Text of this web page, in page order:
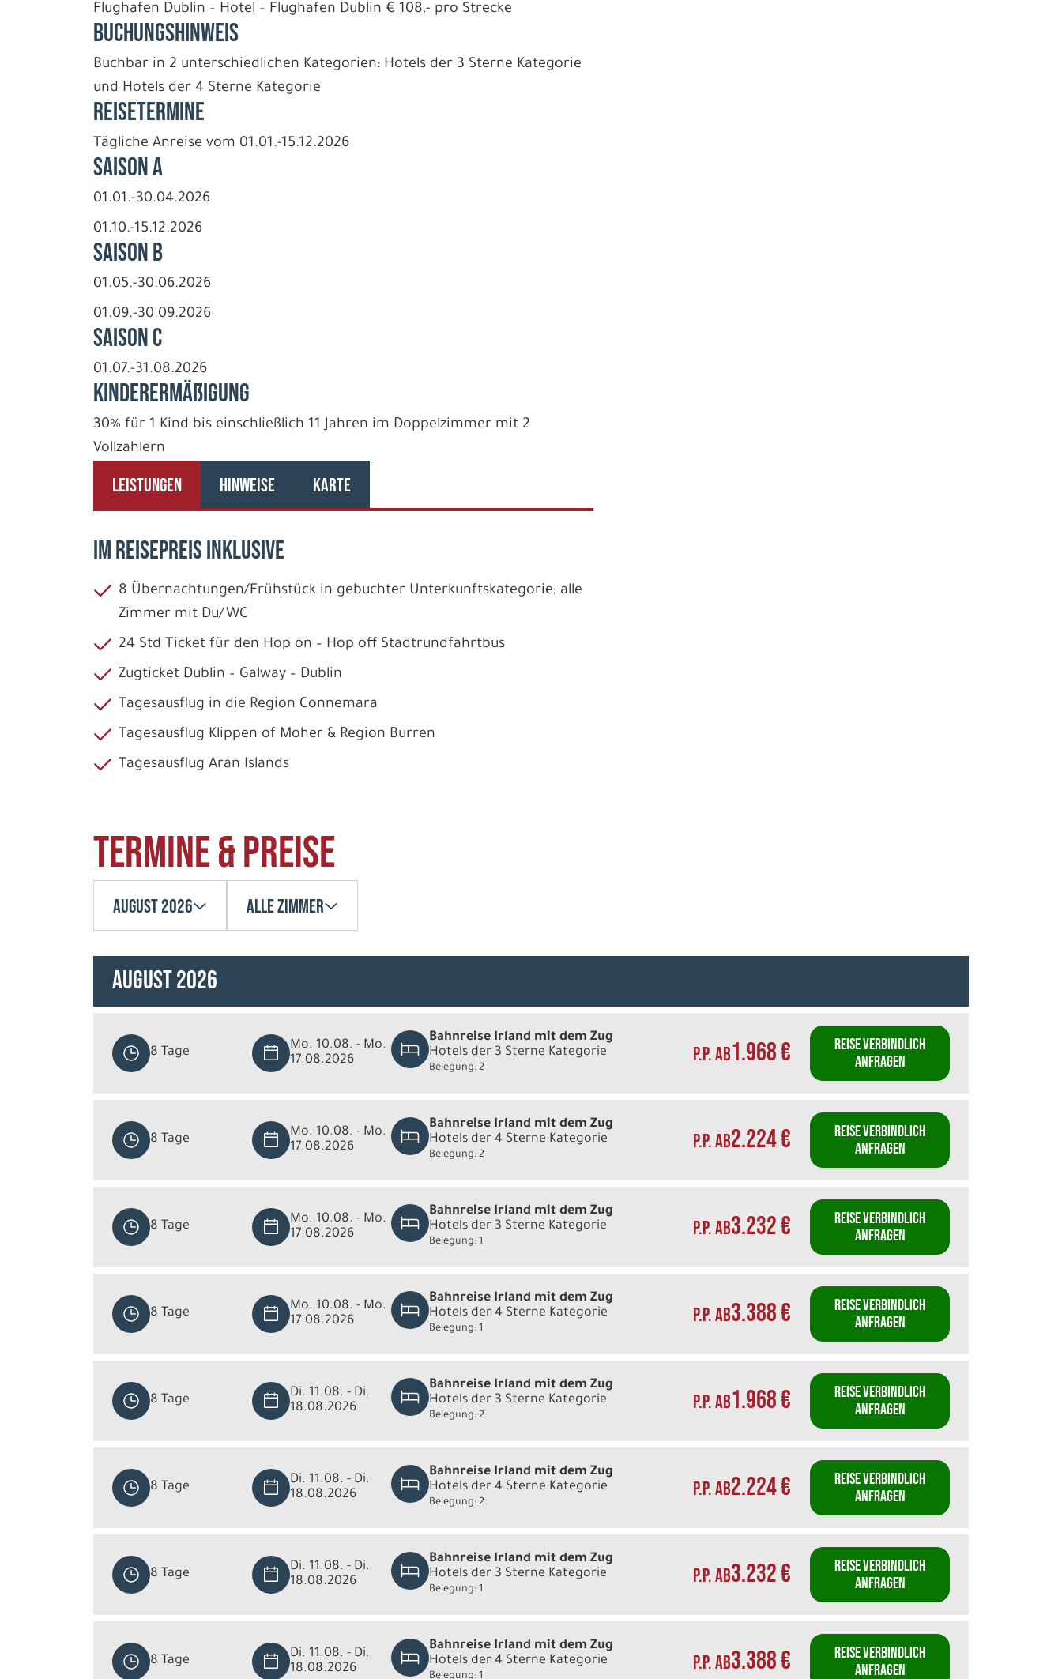
Flughafen Dublin – Hotel – Flughafen Dublin € 108,- pro Strecke
BUCHUNGSHINWEIS
Buchbar in 2 unterschiedlichen Kategorien: Hotels der 3 Sterne Kategorie
und Hotels der 4 Sterne Kategorie
REISETERMINE
Tägliche Anreise vom 01.01.-15.12.2026
Saison A
01.01.-30.04.2026
01.10.-15.12.2026
Saison B
01.05.-30.06.2026
01.09.-30.09.2026
Saison C
01.07.-31.08.2026
Kinderermäßigung
30% für 1 Kind bis einschließlich 11 Jahren im Doppelzimmer mit 2
Vollzahlern
LEISTUNGEN HINWEISE KARTE
IM REISEPREIS INKLUSIVE
8 Übernachtungen/Frühstück in gebuchter Unterkunftskategorie; alle
Zimmer mit Du/WC
24 Std Ticket für den Hop on – Hop off Stadtrundfahrtbus
Zugticket Dublin – Galway – Dublin
Tagesausflug in die Region Connemara
Tagesausflug Klippen of Moher & Region Burren
Tagesausflug Aran Islands
Termine & Preise
August 2026 Alle Zimmer
August 2026
8 Tage
Mo. 10.08. - Mo.
17.08.2026
Bahnreise Irland mit dem Zug
Hotels der 3 Sterne Kategorie
Belegung: 2
P.P. AB1.968 €
REISE VERBINDLICH
ANFRAGEN
8 Tage
Mo. 10.08. - Mo.
17.08.2026
Bahnreise Irland mit dem Zug
Hotels der 4 Sterne Kategorie
Belegung: 2
P.P. AB2.224 €
REISE VERBINDLICH
ANFRAGEN
8 Tage
Mo. 10.08. - Mo.
17.08.2026
Bahnreise Irland mit dem Zug
Hotels der 3 Sterne Kategorie
Belegung: 1
P.P. AB3.232 €
REISE VERBINDLICH
ANFRAGEN
8 Tage
Mo. 10.08. - Mo.
17.08.2026
Bahnreise Irland mit dem Zug
Hotels der 4 Sterne Kategorie
Belegung: 1
P.P. AB3.388 €
REISE VERBINDLICH
ANFRAGEN
8 Tage
Di. 11.08. - Di.
18.08.2026
Bahnreise Irland mit dem Zug
Hotels der 3 Sterne Kategorie
Belegung: 2
P.P. AB1.968 €
REISE VERBINDLICH
ANFRAGEN
8 Tage
Di. 11.08. - Di.
18.08.2026
Bahnreise Irland mit dem Zug
Hotels der 4 Sterne Kategorie
Belegung: 2
P.P. AB2.224 €
REISE VERBINDLICH
ANFRAGEN
8 Tage
Di. 11.08. - Di.
18.08.2026
Bahnreise Irland mit dem Zug
Hotels der 3 Sterne Kategorie
Belegung: 1
P.P. AB3.232 €
REISE VERBINDLICH
ANFRAGEN
8 Tage
Di. 11.08. - Di.
18.08.2026
Bahnreise Irland mit dem Zug
Hotels der 4 Sterne Kategorie
P.P. AB3.388 €
REISE VERBINDLICH
ANFRAGEN